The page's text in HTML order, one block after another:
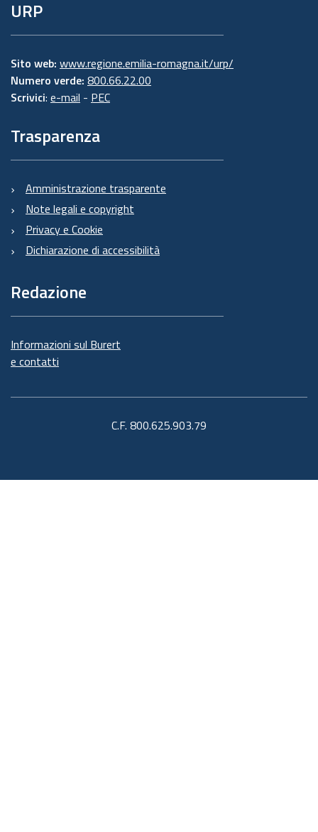
URP
Sito web: www.regione.emilia-romagna.it/urp/
Numero verde: 800.66.22.00
Scrivici: e-mail - PEC
Trasparenza
Amministrazione trasparente
Note legali e copyright
Privacy e Cookie
Dichiarazione di accessibilità
Redazione
Informazioni sul Burert
e contatti
C.F. 800.625.903.79